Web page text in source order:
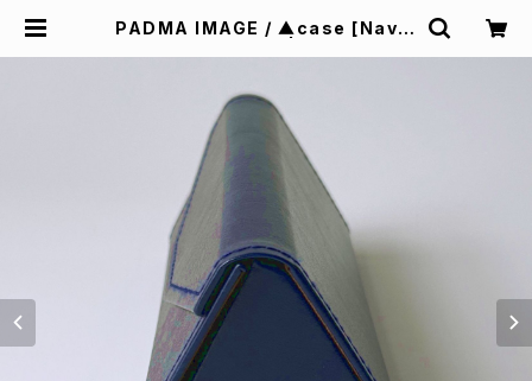
PADMA IMAGE / ▲case [Navy]